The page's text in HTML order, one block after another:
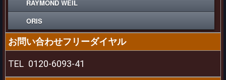
RAYMOND WEIL
ORIS
お問い合わせフリーダイヤル
TEL 0120-6093-41